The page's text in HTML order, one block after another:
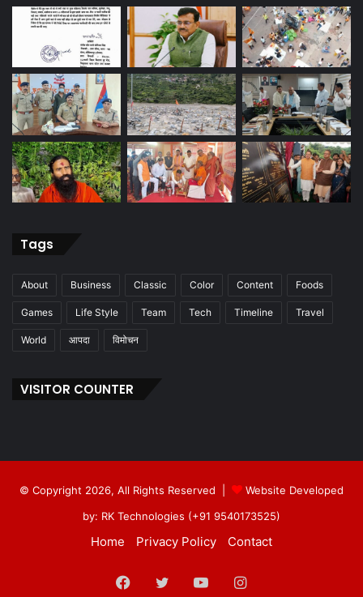
Tags
About Business Classic Color Content Foods
Games Life Style Team Tech Timeline Travel
World आपदा विमोचन
VISITOR COUNTER
© Copyright 2026, All Rights Reserved |
Website Developed
by: RK Technologies (+91 9540173525)
Home Privacy Policy Contact
Facebook
TwitterYouTubeInstagram